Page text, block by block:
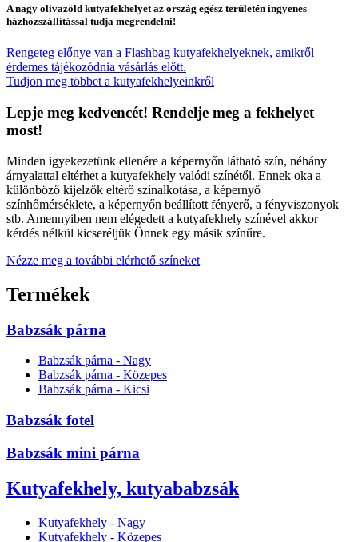
A nagy olivazöld kutyafekhelyet az ország egész területén ingyenes
házhozszállítással tudja megrendelni!
Rengeteg előnye van a Flashbag kutyafekhelyeknek, amikről
érdemes tájékozódnia vásárlás előtt.
Tudjon meg többet a kutyafekhelyeinkről
Lepje meg kedvencét! Rendelje meg a fekhelyet
most!
Minden igyekezetünk ellenére a képernyőn látható szín, néhány
árnyalattal eltérhet a kutyafekhely valódi színétől. Ennek oka a
különböző kijelzők eltérő színalkotása, a képernyő
színhőmérséklete, a képernyőn beállított fényerő, a fényviszonyok
stb. Amennyiben nem elégedett a kutyafekhely színével akkor
kérdés nélkül kicseréljük Önnek egy másik színűre.
Nézze meg a további elérhető színeket
Termékek
Babzsák párna
Babzsák párna - Nagy
Babzsák párna - Közepes
Babzsák párna - Kicsi
Babzsák fotel
Babzsák mini párna
Kutyafekhely, kutyababzsák
Kutyafekhely - Nagy
Kutyafekhely - Közepes